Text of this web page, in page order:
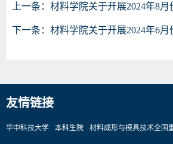
上一条： 材料学院关于开展2024年8月份
下一条： 材料学院关于开展2024年6月份
友情链接
华中科技大学 本科生院 材料成形与模具技术全国